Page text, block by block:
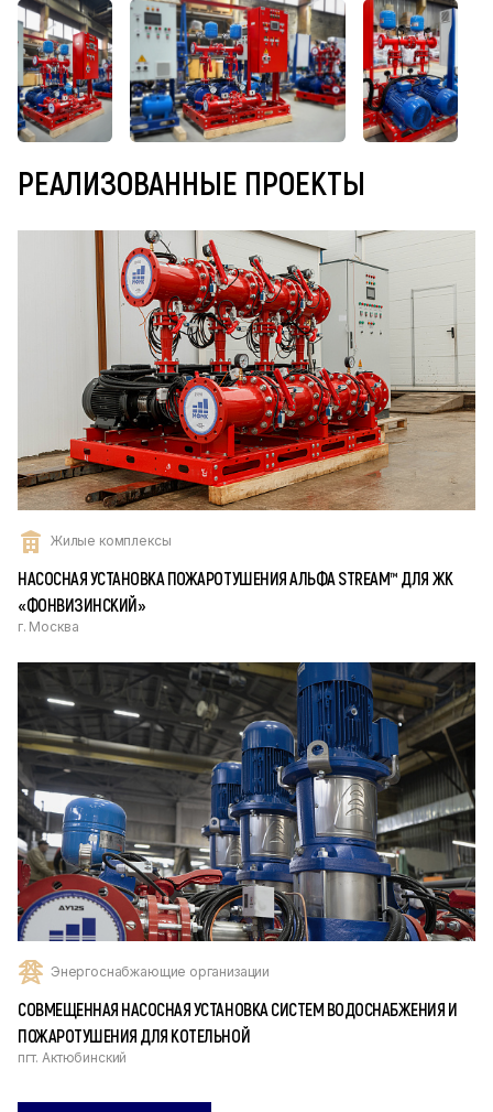
РЕАЛИЗОВАННЫЕ ПРОЕКТЫ
Жилые комплексы
НАСОСНАЯ УСТАНОВКА ПОЖАРОТУШЕНИЯ АЛЬФА STREAM™ ДЛЯ ЖК
«ФОНВИЗИНСКИЙ»
г. Москва
Энергоснабжающие организации
СОВМЕЩЕННАЯ НАСОСНАЯ УСТАНОВКА СИСТЕМ ВОДОСНАБЖЕНИЯ И
ПОЖАРОТУШЕНИЯ ДЛЯ КОТЕЛЬНОЙ
пгт. Актюбинский